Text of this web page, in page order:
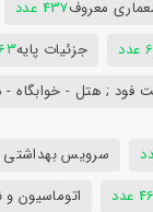
معروف437 عدد
جزئیات پایه763
فود ; هتل - خوابگاه -
سرویس
عدد اتوماسیون